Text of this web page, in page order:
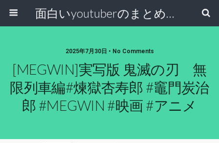
面白いyoutuberのまとめ動画
2025年7月30日 • No Comments
[MEGWIN]実写版 鬼滅の刃 無
限列車編#煉獄杏寿郎 #竈門炭治
郎 #MEGWIN #映画 #アニメ